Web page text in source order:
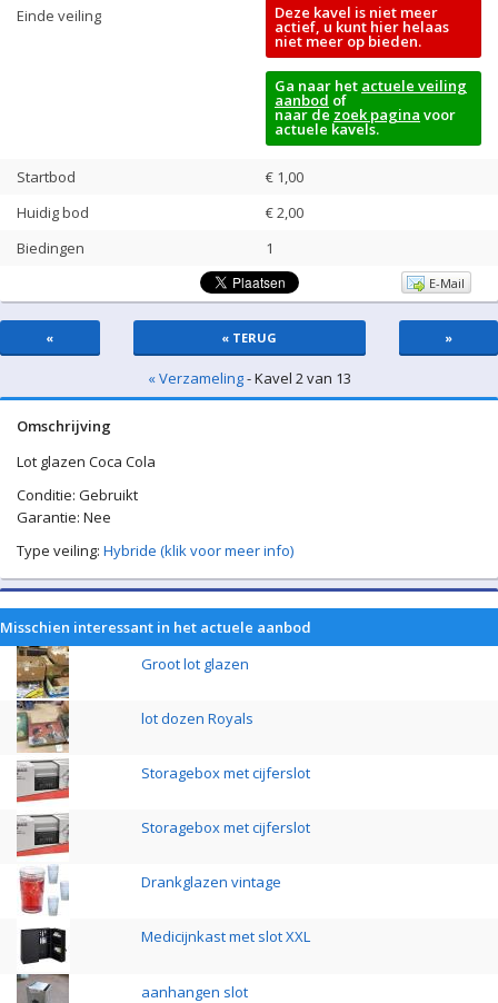
Einde veiling Deze kavel is niet meer
actief, u kunt hier helaas
niet meer op bieden.
Ga naar het actuele veiling
aanbod of
naar de zoek pagina voor
actuele kavels.
Startbod
€ 1,00
Huidig bod
€2,00
Biedingen
1
E-Mail
« « TERUG »
« Verzameling- Kavel 2 van 13
Omschrijving
Lot glazen Coca Cola
Conditie: Gebruikt
Garantie: Nee
Type veiling: Hybride (klik voor meer info)
Misschien interessant in het actuele aanbod
Groot lot glazen
lot dozen Royals
Storagebox met cijferslot
Storagebox met cijferslot
Drankglazen vintage
Medicijnkast met slot XXL
aanhangen slot